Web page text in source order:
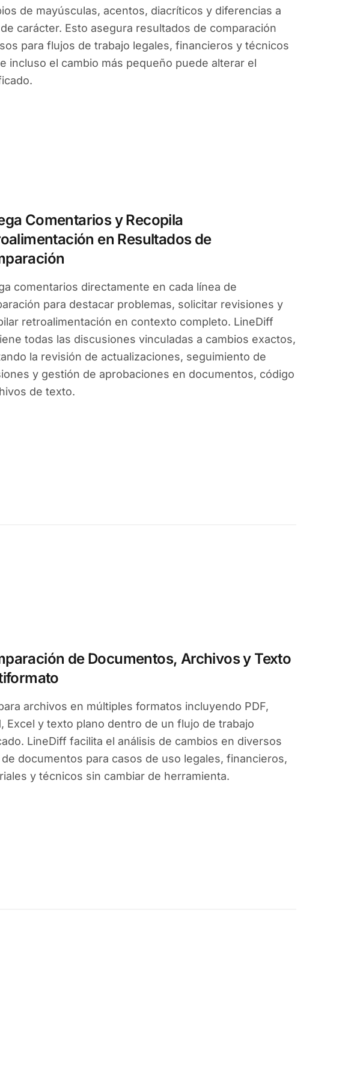
de mayúsculas, acentos, diacríticos y diferencias a
carácter. Esto asegura resultados de comparación
para flujos de trabajo legales, financieros y técnicos
incluso el cambio más pequeño puede alterar el
Comentarios y Recopila
en Resultados de
comentarios directamente en cada línea de
para destacar problemas, solicitar revisiones y
retroalimentación en contexto completo. LineDiff
todas las discusiones vinculadas a cambios exactos,
la revisión de actualizaciones, seguimiento de
y gestión de aprobaciones en documentos, código
de texto.
de Documentos, Archivos y Texto
archivos en múltiples formatos incluyendo PDF,
Excel y texto plano dentro de un flujo de trabajo
LineDiff facilita el análisis de cambios en diversos
documentos para casos de uso legales, financieros,
y técnicos sin cambiar de herramienta.